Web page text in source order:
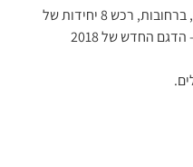
גן האירועים היפיפה ״שמיים כחולים”, ברחובות, רכש 8 יחידות של